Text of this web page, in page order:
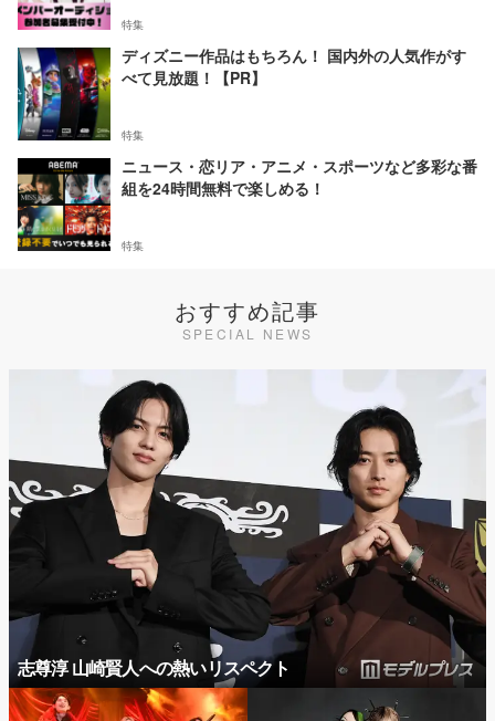
特集
ディズニー作品はもちろん！ 国内外の人気作がす
べて見放題！【PR】
特集
ニュース・恋リア・アニメ・スポーツなど多彩な番
組を24時間無料で楽しめる！
特集
おすすめ記事
SPECIAL NEWS
志尊淳 山崎賢人への熱いリスペクト